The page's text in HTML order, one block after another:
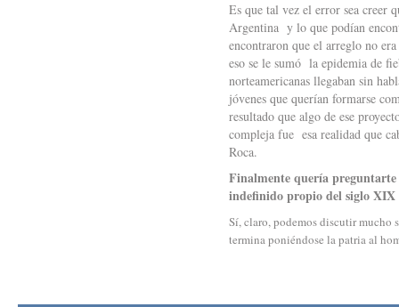
Es que tal vez el error sea creer
Argentina y lo que podían
encontraron que el arreglo no
eso se le sumó la epidemia de
norteamericanas llegaban sin
jóvenes que querían formarse
resultado que algo de ese
compleja fue esa realidad que
Roca.
Finalmente quería preguntarte
indefinido propio del siglo XIX
Sí, claro, podemos discutir mucho
termina poniéndose la patria al